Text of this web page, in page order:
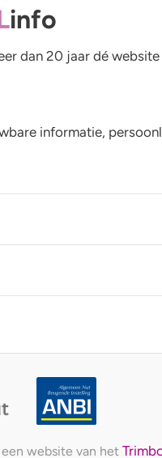
info
dan 20 jaar dé
informatie,
website van het